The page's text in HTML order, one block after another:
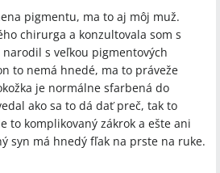
pigmentu, ma to aj môj muž.
chirurga a konzultovala som s
s veľkou pigmentových
to nemá hnedé, ma to práveže
je normálne sfarbená do
ako sa to dá dať preč, tak to
to komplikovaný zákrok a ešte ani
syn má hnedý fľak na prste na ruke.